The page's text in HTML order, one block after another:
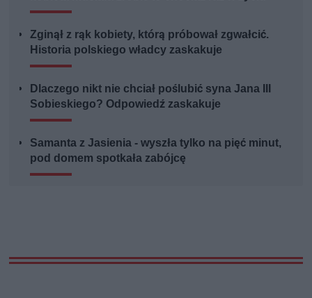
Zginął z rąk kobiety, którą próbował zgwałcić.
Historia polskiego władcy zaskakuje
Dlaczego nikt nie chciał poślubić syna Jana III
Sobieskiego? Odpowiedź zaskakuje
Samanta z Jasienia - wyszła tylko na pięć minut,
pod domem spotkała zabójcę